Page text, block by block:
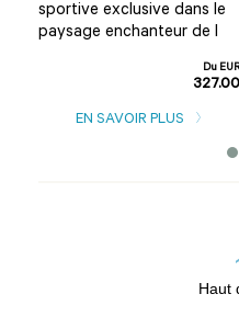
sportive exclusive dans le
paysage enchanteur de l
Du EUR
327.00
EN SAVOIR PLUS
Haut